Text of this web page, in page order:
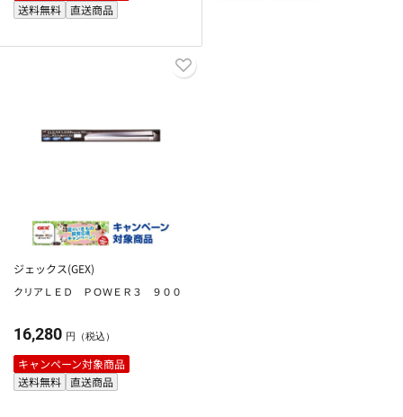
送料無料 直送商品
ジェックス(GEX)
クリアＬＥＤ ＰＯＷＥＲ３ ９００
16,280 円（税込）
キャンペーン対象商品
送料無料 直送商品